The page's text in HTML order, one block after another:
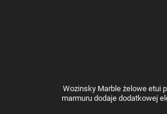
Wozinsky Marble żelowe etui
marmuru dodaje dodatkowej